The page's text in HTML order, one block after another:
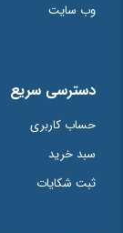
وب سایت
دسترسی سریع
حساب کاربری
سبد خرید
ثبت شکایات